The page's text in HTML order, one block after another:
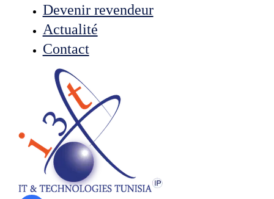
Devenir revendeur
Actualité
Contact